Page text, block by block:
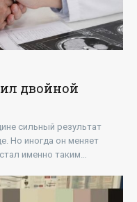
двойной
сильный результат
Но иногда он меняет
именно таким